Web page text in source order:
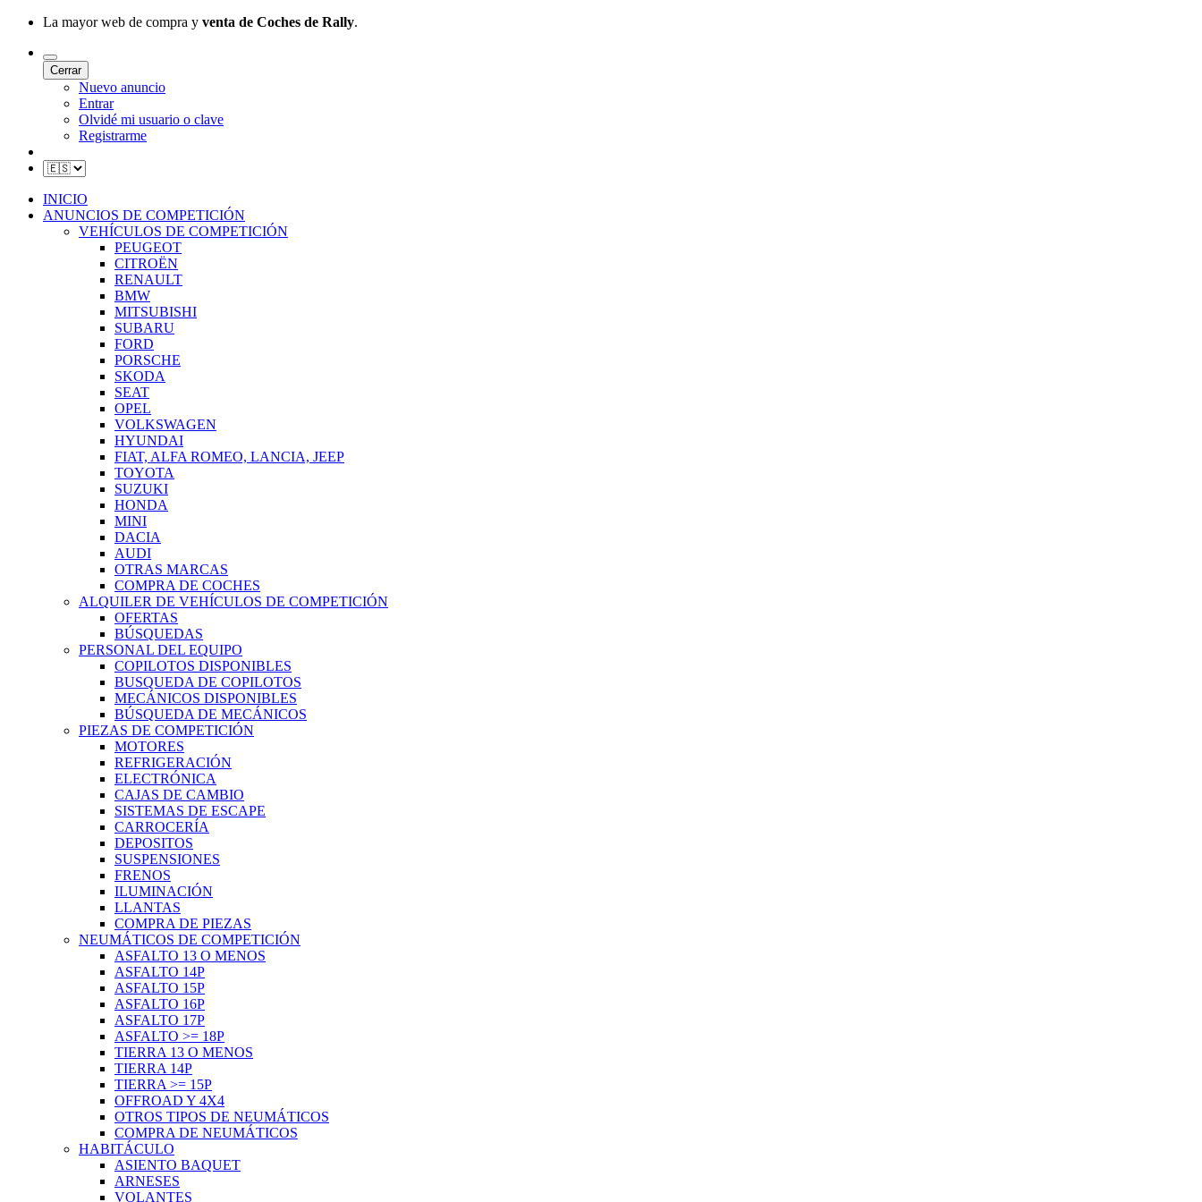
La mayor web de compra y venta de Coches de Rally.
Cerrar
Nuevo anuncio
Entrar
Olvidé mi usuario o clave
Registrarme
INICIO
ANUNCIOS DE COMPETICIÓN
VEHÍCULOS DE COMPETICIÓN
PEUGEOT
CITROËN
RENAULT
BMW
MITSUBISHI
SUBARU
FORD
PORSCHE
SKODA
SEAT
OPEL
VOLKSWAGEN
HYUNDAI
FIAT, ALFA ROMEO, LANCIA, JEEP
TOYOTA
SUZUKI
HONDA
MINI
DACIA
AUDI
OTRAS MARCAS
COMPRA DE COCHES
ALQUILER DE VEHÍCULOS DE COMPETICIÓN
OFERTAS
BÚSQUEDAS
PERSONAL DEL EQUIPO
COPILOTOS DISPONIBLES
BUSQUEDA DE COPILOTOS
MECÁNICOS DISPONIBLES
BÚSQUEDA DE MECÁNICOS
PIEZAS DE COMPETICIÓN
MOTORES
REFRIGERACIÓN
ELECTRÓNICA
CAJAS DE CAMBIO
SISTEMAS DE ESCAPE
CARROCERÍA
DEPOSITOS
SUSPENSIONES
FRENOS
ILUMINACIÓN
LLANTAS
COMPRA DE PIEZAS
NEUMÁTICOS DE COMPETICIÓN
ASFALTO 13 O MENOS
ASFALTO 14P
ASFALTO 15P
ASFALTO 16P
ASFALTO 17P
ASFALTO >= 18P
TIERRA 13 O MENOS
TIERRA 14P
TIERRA >= 15P
OFFROAD Y 4X4
OTROS TIPOS DE NEUMÁTICOS
COMPRA DE NEUMÁTICOS
HABITÁCULO
ASIENTO BAQUET
ARNESES
VOLANTES